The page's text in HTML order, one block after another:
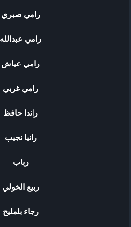
رامي صبري
رامي عبدالله
رامي عياش
رامي غربي
راندا حافظ
رانيا نجيب
رباب
ربيع الخولي
رجاء بلمليح